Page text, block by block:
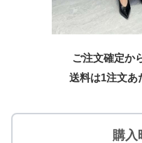
ご注文確定か
送料は1注文あ
購入